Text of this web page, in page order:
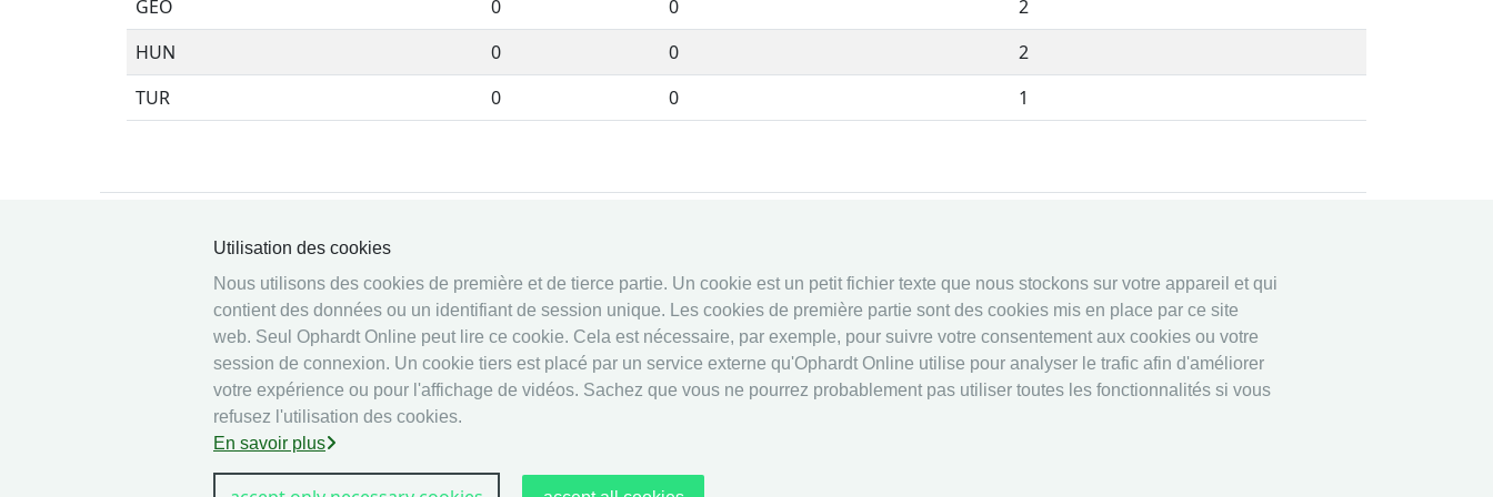
Utilisation des cookies
Nous utilisons des cookies de première et de tierce partie. Un cookie est un petit fichier texte que nous stockons sur votre appareil et qui
contient des données ou un identifiant de session unique. Les cookies de première partie sont des cookies mis en place par ce site
web. Seul Ophardt Online peut lire ce cookie. Cela est nécessaire, par exemple, pour suivre votre consentement aux cookies ou votre
session de connexion. Un cookie tiers est placé par un service externe qu'Ophardt Online utilise pour analyser le trafic afin d'améliorer
votre expérience ou pour l'affichage de vidéos. Sachez que vous ne pourrez probablement pas utiliser toutes les fonctionnalités si vous
refusez l'utilisation des cookies.
En savoir plus
GEO
0 0
2
HUN
0 0
2
TUR
0 0 1
© 2026 Ophardt Team
Sportevent
Archive
Vidéos
Médias
Système en ligne
Calendrier
Classement
Securité data
Imprime
other
Résultats en direct: